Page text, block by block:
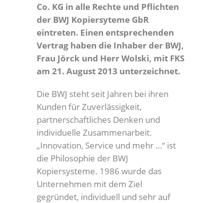
Co. KG in alle Rechte und Pflichten
der BWJ Kopiersyteme GbR
eintreten. Einen entsprechenden
Vertrag haben die Inhaber der BWJ,
Frau Jörck und Herr Wolski, mit FKS
am 21. August 2013 unterzeichnet.
Die BWJ steht seit Jahren bei ihren
Kunden für Zuverlässigkeit,
partnerschaftliches Denken und
individuelle Zusammenarbeit.
„Innovation, Service und mehr …“ ist
die Philosophie der BWJ
Kopiersysteme. 1986 wurde das
Unternehmen mit dem Ziel
gegründet, individuell und sehr auf